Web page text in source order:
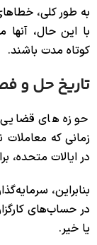
به طور کلی،
با این حال،
کوتاه مدت باشند.
تاریخ حل و
حوزه های قضایی
زمانی که
در ایالات متحده،
بنابراین،
یا خیر.